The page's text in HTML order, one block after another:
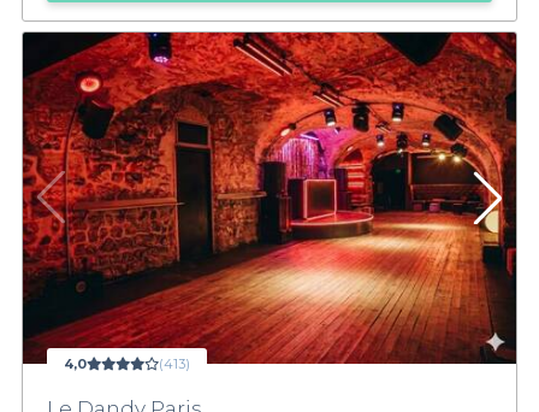
4,0 (413)